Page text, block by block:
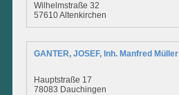
Wilhelmstraße 32
57610 Altenkirchen
GANTER, JOSEF, Inh. Manfred Müller
Hauptstraße 17
78083 Dauchingen